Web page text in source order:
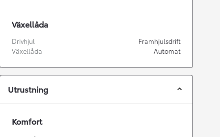
Växellåda
Drivhjul
Framhjulsdrift
Växellåda
Automat
Utrustning
Komfort